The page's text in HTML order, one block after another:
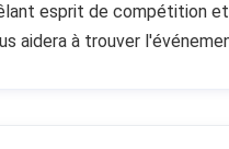
esprit de compétition
aidera à trouver